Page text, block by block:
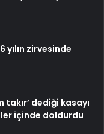
yılın zirvesinde
takır’ dediği kasayı
içinde doldurdu